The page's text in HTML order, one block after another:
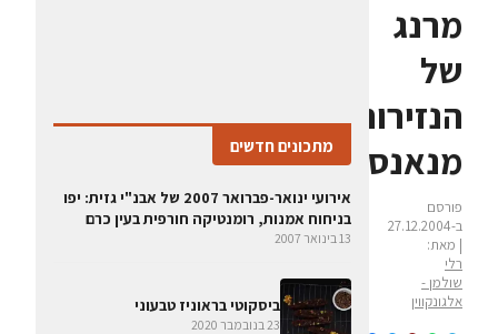
מרנג
של
הנזירות
מנאנסי
פורסם
ב-27.12.2004
| מאת:
רלי
שולמן -
אלגונקווין
מתכונים חדשים
אירועי ינואר-פברואר 2007 של אבנ"י גזית: יפו
בניחוח אמנות, רומנטיקה חורפית בעין כרם
13 בינואר 2007
ביסקוטי בראוניז טבעוני
23 בנובמבר 2020